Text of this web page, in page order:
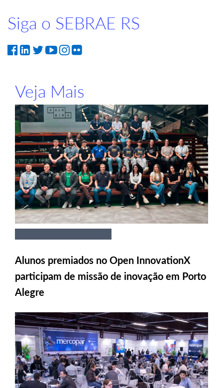
Siga o SEBRAE RS
Veja Mais
Alunos premiados no Open InnovationX
participam de missão de inovação em Porto
Alegre